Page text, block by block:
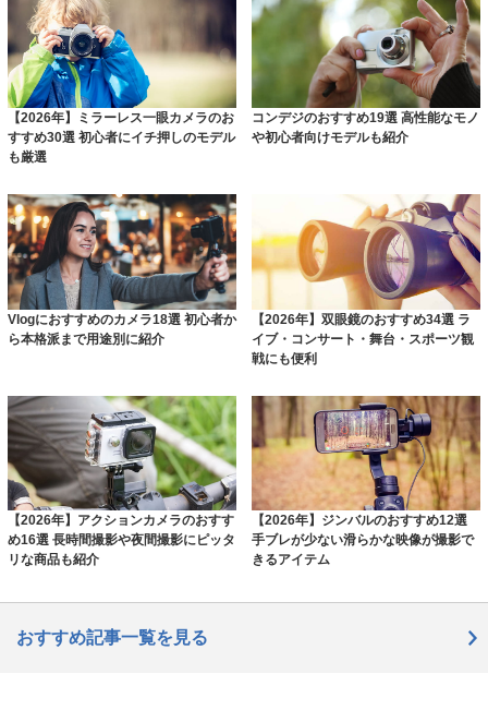
【2026年】ミラーレス一眼カメラのお
すすめ30選 初心者にイチ押しのモデル
も厳選
コンデジのおすすめ19選 高性能なモノ
や初心者向けモデルも紹介
Vlogにおすすめのカメラ18選 初心者か
ら本格派まで用途別に紹介
【2026年】双眼鏡のおすすめ34選 ラ
イブ・コンサート・舞台・スポーツ観
戦にも便利
【2026年】アクションカメラのおすす
め16選 長時間撮影や夜間撮影にピッタ
リな商品も紹介
【2026年】ジンバルのおすすめ12選
手ブレが少ない滑らかな映像が撮影で
きるアイテム
おすすめ記事一覧を見る